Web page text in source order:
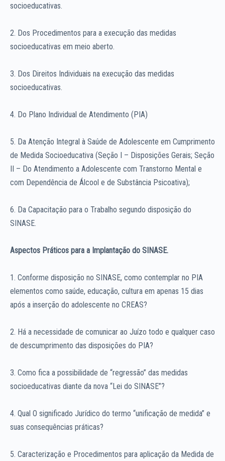
socioeducativas.
2. Dos Procedimentos para a execução das medidas
socioeducativas em meio aberto.
3. Dos Direitos Individuais na execução das medidas
socioeducativas.
4. Do Plano Individual de Atendimento (PIA)
5. Da Atenção Integral à Saúde de Adolescente em Cumprimento
de Medida Socioeducativa (Seção I – Disposições Gerais; Seção
II – Do Atendimento a Adolescente com Transtorno Mental e
com Dependência de Álcool e de Substância Psicoativa);
6. Da Capacitação para o Trabalho segundo disposição do
SINASE.
Aspectos Práticos para a Implantação do SINASE.
1. Conforme disposição no SINASE, como contemplar no PIA
elementos como saúde, educação, cultura em apenas 15 dias
após a inserção do adolescente no CREAS?
2. Há a necessidade de comunicar ao Juízo todo e qualquer caso
de descumprimento das disposições do PIA?
3. Como fica a possibilidade de “regressão” das medidas
socioeducativas diante da nova “Lei do SINASE”?
4. Qual O significado Jurídico do termo “unificação de medida” e
suas consequências práticas?
5. Caracterização e Procedimentos para aplicação da Medida de